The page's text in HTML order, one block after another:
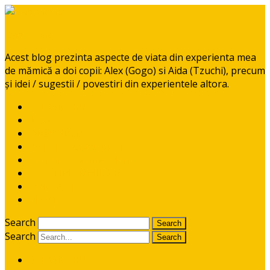
Acest blog prezinta aspecte de viata din experienta mea
de mămică a doi copii: Alex (Gogo) si Aida (Tzuchi), precum
și idei / sugestii / povestiri din experientele altora.
Search
Search